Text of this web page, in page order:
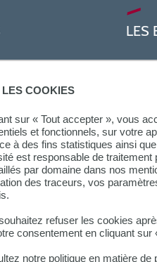
COOKIES
sur « Tout accepter », vous
et fonctionnels, sur votre
à des fins statistiques ainsi
est responsable de
par domaine dans nos
des traceurs, vos
refuser les cookies
consentement en cliquant sur
notre politique en matière de
LES